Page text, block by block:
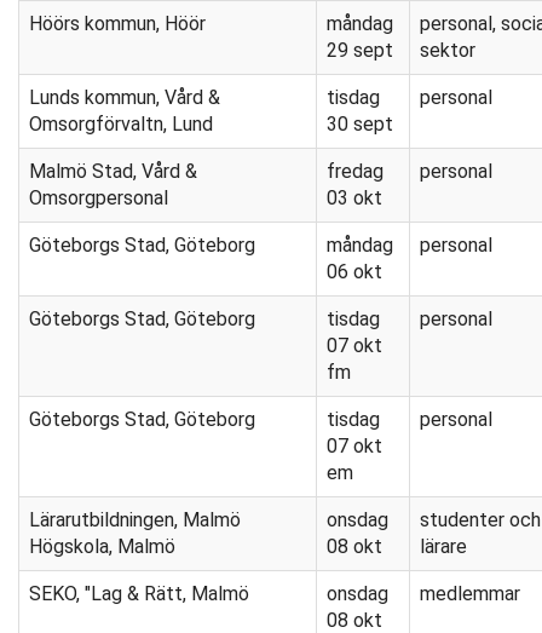
Höörs kommun, Höör
måndag
29 sept
personal,
sektor
Lunds kommun, Vård &
Omsorgförvaltn, Lund
tisdag
30 sept
personal
Malmö Stad, Vård &
Omsorgpersonal
fredag
03 okt
personal
Göteborgs Stad, Göteborg
måndag
06 okt
personal
Göteborgs Stad, Göteborg
tisdag
07 okt
fm
personal
Göteborgs Stad, Göteborg
tisdag
07 okt
em
personal
Lärarutbildningen, Malmö
Högskola, Malmö
onsdag
08 okt
studenter och
lärare
SEKO, "Lag & Rätt, Malmö
onsdag
08 okt
medlemmar